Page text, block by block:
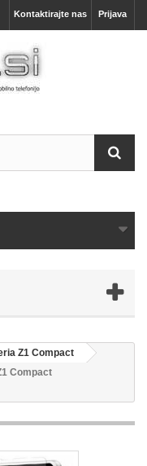
Prijava
Kontaktirajte nas
Z1 Compact
Compact